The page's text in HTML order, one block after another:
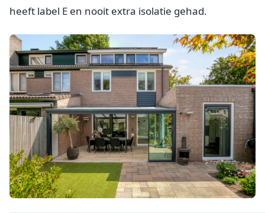
heeft label E en nooit extra isolatie gehad.